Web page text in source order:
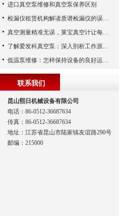
进口真空泵维修和真空泵保养区别
检漏仪租赁机构解读质谱检漏仪的误差来源
真空测量精准无误，莱宝真空计让每个细节尽在掌握
了解爱发科真空泵：深入剖析工作原理与特点
低温泵维修：怎样保持设备的良好运行状态
联系我们
昆山熙日机械设备有限公司
电话：86-0512-36687634
传真：86-0512-36687634
地址：江苏省昆山市陆家镇友谊路290号
邮编：215000